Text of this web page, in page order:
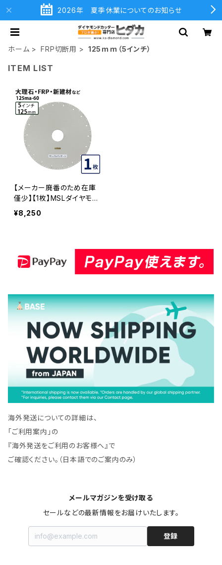
2026年 夏季休業についてのお知らせ
ホーム FRP切断用 125ｍｍ（5インチ）
ITEM LIST
【メーカー廃番のため在庫
僅少】【1枚】MSLダイヤモン
ド 5インチ MA-60 (1.8T)
大理石・FRP・新建材など 1
¥8,250
海外発送についての詳細は、
「ご利用案内」の
『海外発送をご利用のお客様へ』で
ご確認ください。（日本語でのご案内のみ）
メールマガジンを受け取る
セールなどの最新情報をお届けいたします。
登録